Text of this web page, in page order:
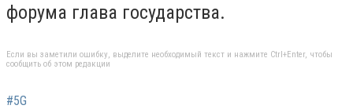
форума глава государства.
Если вы заметили ошибку, выделите необходимый текст и нажмите Ctrl+Enter, чтобы
сообщить об этом редакции
#5G